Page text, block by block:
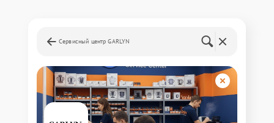
Сервисный центр GARLYN